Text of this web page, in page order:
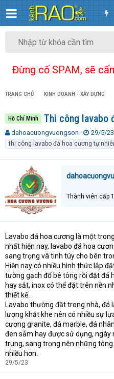
Đừng cố SPAM, sẽ
TRANG CHỦ KINH DOANH - XÂY DỰNG
Hồ Chí Minh Thi công lavabo
T
h
r
e
t
a
e
r
dahoacuongvuongson
N
g
à
y
ử
29/5/23
thi công lavabo đá hoa cương tự
Thành viên cấp 1
Lavabo đá hoa cương là một
nhất hiện nay, lavabo đá hoa
sang trọng và tinh túy cho bên
Hiện nay có nhiều hình thức lắp
tường gạch đổ bê tông rồi đặt đá
hay sắt, inox có thể đặt trên nền
thiết kế.
Lavabo thường đặt trong nhà, đá
lượng khắt khe nên có nhiều sự
cương granite, đá marble, đá
đen sẫm hay được sử dụng, ngày
trung, sang trọng nên những
nhiều hơn.
29/5/23